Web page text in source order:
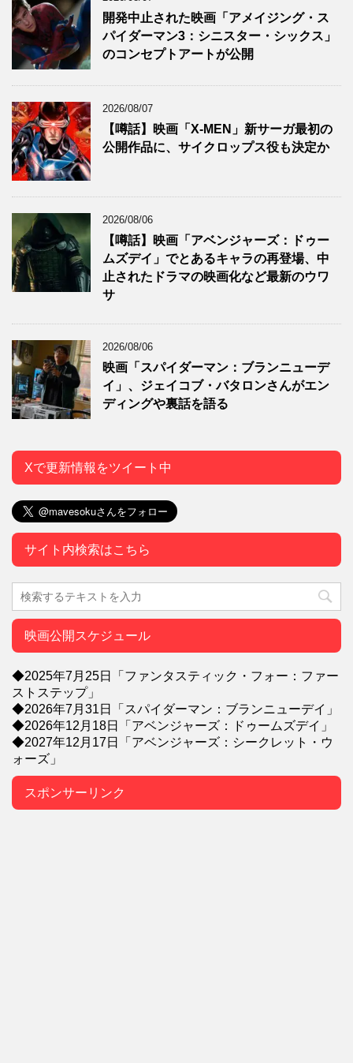
開発中止された映画「アメイジング・ス
パイダーマン3：シニスター・シックス」
のコンセプトアートが公開
2026/08/07
【噂話】映画「X-MEN」新サーガ最初の
公開作品に、サイクロップス役も決定か
2026/08/06
【噂話】映画「アベンジャーズ：ドゥー
ムズデイ」でとあるキャラの再登場、中
止されたドラマの映画化など最新のウワ
サ
2026/08/06
映画「スパイダーマン：ブランニューデ
イ」、ジェイコブ・バタロンさんがエン
ディングや裏話を語る
Xで更新情報をツイート中
サイト内検索はこちら
映画公開スケジュール
◆2025年7月25日「ファンタスティック・フォー：ファー
ストステップ」
◆2026年7月31日「スパイダーマン：ブランニューデイ」
◆2026年12月18日「アベンジャーズ：ドゥームズデイ」
◆2027年12月17日「アベンジャーズ：シークレット・ウ
ォーズ」
スポンサーリンク